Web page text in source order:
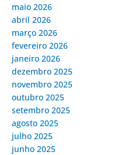
maio 2026
abril 2026
março 2026
fevereiro 2026
janeiro 2026
dezembro 2025
novembro 2025
outubro 2025
setembro 2025
agosto 2025
julho 2025
junho 2025